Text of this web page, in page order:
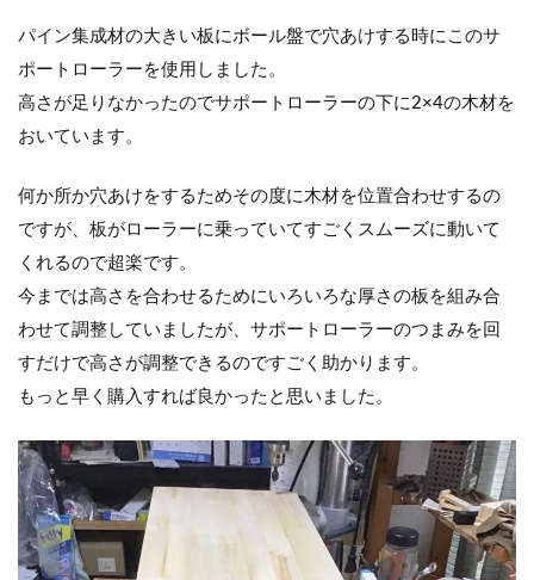
パイン集成材の大きい板にボール盤で穴あけする時にこのサ
ポートローラーを使用しました。
高さが足りなかったのでサポートローラーの下に2×4の木材を
おいています。
何か所か穴あけをするためその度に木材を位置合わせするの
ですが、板がローラーに乗っていてすごくスムーズに動いて
くれるので超楽です。
今までは高さを合わせるためにいろいろな厚さの板を組み合
わせて調整していましたが、サポートローラーのつまみを回
すだけで高さが調整できるのですごく助かります。
もっと早く購入すれば良かったと思いました。